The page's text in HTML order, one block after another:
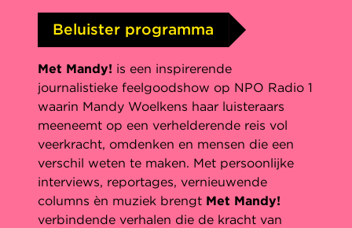
Beluister programma
Met Mandy! is een inspirerende
journalistieke feelgoodshow op NPO Radio 1
waarin Mandy Woelkens haar luisteraars
meeneemt op een verhelderende reis vol
veerkracht, omdenken en mensen die een
verschil weten te maken. Met persoonlijke
interviews, reportages, vernieuwende
columns èn muziek brengt Met Mandy!
verbindende verhalen die de kracht van